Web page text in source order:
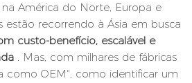
América do Norte, Europa e
estão recorrendo à Ásia em busca
custo-benefício, escalável e
. Mas, com milhares de fábricas
como OEM", como identificar um